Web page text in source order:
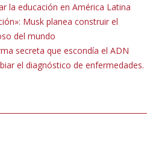
la educación en América Latina
Musk planea construir el
del mundo
secreta que escondía el ADN
el diagnóstico de enfermedades.